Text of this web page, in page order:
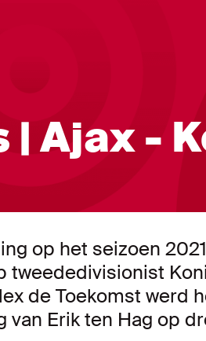
| Ajax -
op het seizoen
tweededivisionist
de Toekomst werd
Erik ten Hag op